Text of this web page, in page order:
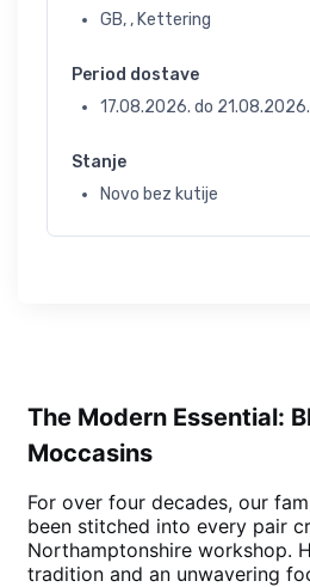
GB, , Kettering
Period dostave
17.08.2026. do 21.08.2026.
Stanje
Novo bez kutije